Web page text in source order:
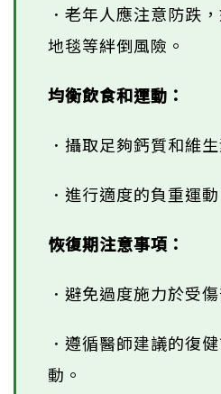
．老年人應注意防跌
地毯等絆倒風險。
均衡飲食和運動：
．攝取足夠鈣質和維
．進行適度的負重運
恢復期注意事項：
．避免過度施力於受傷
．遵循醫師建議的復
動。